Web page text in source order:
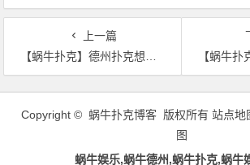
钱？
上一篇
【蜗牛扑克】德州扑克想要玩好同花，这三个要点你必须要知道！
【蜗牛扑克】
文
Copyright © 蜗牛扑克博客 版权所有 站点地
图
蜗牛娱乐,蜗牛德州,蜗牛扑克,蜗牛